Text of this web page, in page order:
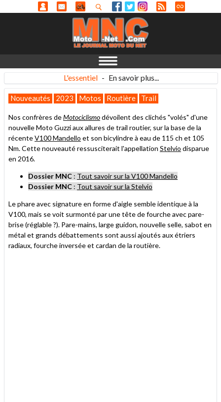
L'essentiel - En savoir plus...
Nouveautés 2023 Motos Routière Trail
Nos confrères deMotociclismodévoilent des clichés "volés" d'une
nouvelle Moto Guzzi aux allures de trail routier, sur la base de la
récenteV100 Mandello et son bicylindre à eau de 115 ch et 105
Nm. Cette nouveauté ressusciterait l'appellation Stelvio disparue
en 2016.
Dossier MNC : Tout savoir sur la V100 Mandello
Dossier MNC : Tout savoir sur la Stelvio
Le phare avec signature en forme d'aigle semble identique à la
V100, mais se voit surmonté par une tête de fourche avec pare-
brise (réglable ?). Pare-mains, large guidon, nouvelle selle, sabot en
métal et grands débattements sont aussi ajoutés aux étriers
radiaux, fourche inversée et cardan de la routière.